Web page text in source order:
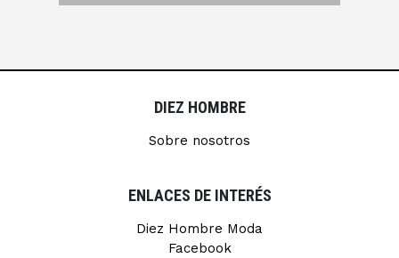
DIEZ HOMBRE
Sobre nosotros
ENLACES DE INTERÉS
Diez Hombre Moda
Facebook